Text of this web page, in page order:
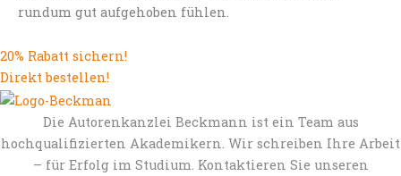
rundum gut aufgehoben fühlen.
20% Rabatt sichern!
Direkt bestellen!
Die Autorenkanzlei Beckmann ist ein Team aus
hochqualifizierten Akademikern. Wir schreiben Ihre Arbeit
– für Erfolg im Studium. Kontaktieren Sie unseren